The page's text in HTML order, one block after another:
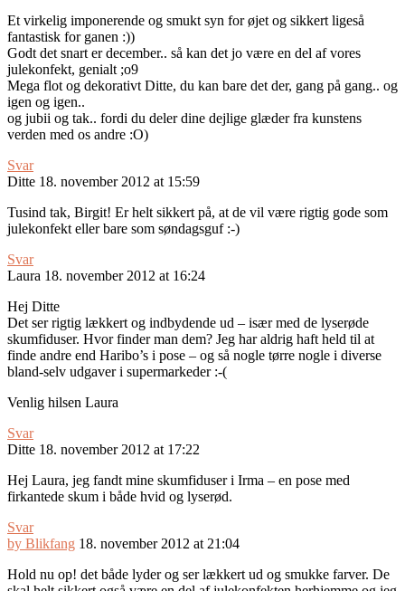
Et virkelig imponerende og smukt syn for øjet og sikkert ligeså
fantastisk for ganen :))
Godt det snart er december.. så kan det jo være en del af vores
julekonfekt, genialt ;o9
Mega flot og dekorativt Ditte, du kan bare det der, gang på gang.. og
igen og igen..
og jubii og tak.. fordi du deler dine dejlige glæder fra kunstens
verden med os andre :O)
Svar
Ditte 18. november 2012 at 15:59
Tusind tak, Birgit! Er helt sikkert på, at de vil være rigtig gode som
julekonfekt eller bare som søndagsguf :-)
Svar
Laura 18. november 2012 at 16:24
Hej Ditte
Det ser rigtig lækkert og indbydende ud – især med de lyserøde
skumfiduser. Hvor finder man dem? Jeg har aldrig haft held til at
finde andre end Haribo’s i pose – og så nogle tørre nogle i diverse
bland-selv udgaver i supermarkeder :-(
Venlig hilsen Laura
Svar
Ditte 18. november 2012 at 17:22
Hej Laura, jeg fandt mine skumfiduser i Irma – en pose med
firkantede skum i både hvid og lyserød.
Svar
by Blikfang 18. november 2012 at 21:04
Hold nu op! det både lyder og ser lækkert ud og smukke farver. De